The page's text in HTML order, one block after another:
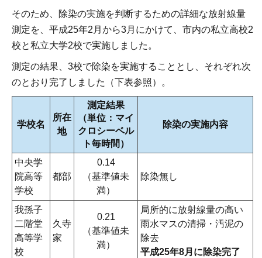
そのため、除染の実施を判断するための詳細な放射線量
測定を、平成25年2月から3月にかけて、市内の私立高校2
校と私立大学2校で実施しました。
測定の結果、3校で除染を実施することとし、それぞれ次
のとおり完了しました（下表参照）。
学校名
所在
地
測定結果
（単位：マイ
クロシーベル
ト毎時間）
除染の実施内容
中央学
院高等
学校
都部
0.14
（基準値未
満）
除染無し
我孫子
二階堂
高等学
校
久寺
家
0.21
（基準値未
満）
局所的に放射線量の高い
雨水マスの清掃・汚泥の
除去
平成25年8月に除染完了